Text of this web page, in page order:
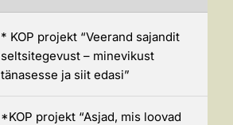
* KOP projekt “Veerand sajandit
seltsitegevust – minevikust
tänasesse ja siit edasi”
*KOP projekt “Asjad, mis loovad